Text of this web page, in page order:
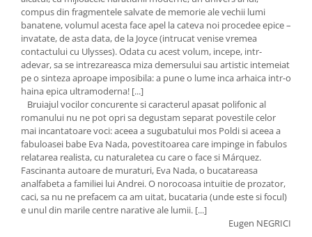
compus din fragmentele salvate de memorie ale vechii lumi
banatene, volumul acesta face apel la cateva noi procedee epice –
invatate, de asta data, de la Joyce (intrucat venise vremea
contactului cu Ulysses). Odata cu acest volum, incepe, intr-
adevar, sa se intrezareasca miza demersului sau artistic intemeiat
pe o sinteza aproape imposibila: a pune o lume inca arhaica intr-o
haina epica ultramoderna! [...]
Bruiajul vocilor concurente si caracterul apasat polifonic al
romanului nu ne pot opri sa degustam separat povestile celor
mai incantatoare voci: aceea a sugubatului mos Poldi si aceea a
fabuloasei babe Eva Nada, povestitoarea care impinge in fabulos
relatarea realista, cu naturaletea cu care o face si Márquez.
Fascinanta autoare de muraturi, Eva Nada, o bucatareasa
analfabeta a familiei lui Andrei. O norocoasa intuitie de prozator,
caci, sa nu ne prefacem ca am uitat, bucataria (unde este si focul)
e unul din marile centre narative ale lumii. [...]
Eugen NEGRICI